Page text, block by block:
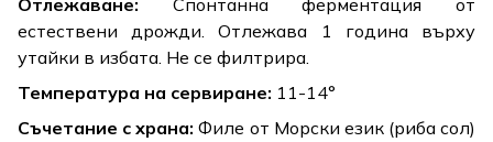
Отлежаване: Спонтанна ферментация от
естествени дрожди. Отлежава 1 година върху
утайки в избата. Не се филтрира.
Температура на сервиране: 11-14°
Съчетание с храна: Филе от Морски език (риба сол)